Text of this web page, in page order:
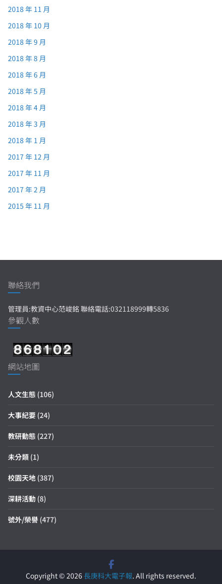
2018 年 11 月
2018 年 10 月
2018 年 9 月
2018 年 8 月
2018 年 6 月
2018 年 5 月
2018 年 4 月
2018 年 3 月
2018 年 1 月
2017 年 12 月
2017 年 11 月
2017 年 2 月
2015 年 11 月
聯絡我們
管理員:教資中心范峻銘 聯絡電話:032118999轉5836
參觀人數
網站地圖
人文生態 (106)
大事紀要 (24)
教研動態 (227)
未分類 (1)
校園天地 (387)
深耕活動 (8)
號外/榮譽 (477)
Copyright © 2026長庚科大電子報. All rights reserved.